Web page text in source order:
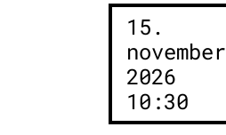
15.
november
2026
10:30